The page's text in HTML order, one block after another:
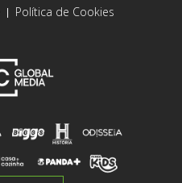
Política de Cookies